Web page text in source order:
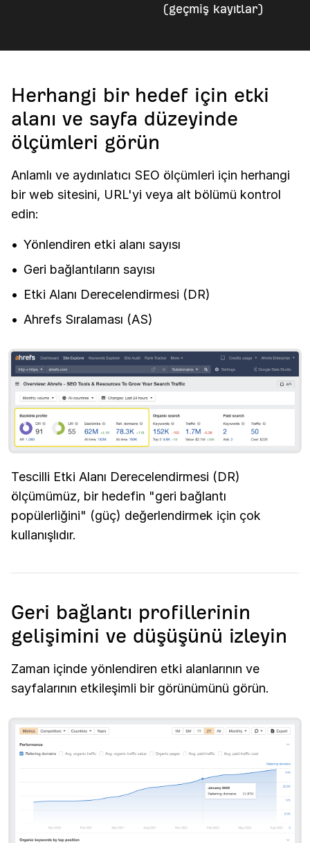
(geçmiş kayıtlar)
Herhangi bir hedef için etki
alanı ve sayfa düzeyinde
ölçümleri görün
Anlamlı ve aydınlatıcı SEO ölçümleri için herhangi
bir web sitesini, URL'yi veya alt bölümü kontrol
edin:
Yönlendiren etki alanı sayısı
Geri bağlantıların sayısı
Etki Alanı Derecelendirmesi (DR)
Ahrefs Sıralaması (AS)
Tescilli Etki Alanı Derecelendirmesi (DR)
ölçümümüz, bir hedefin "geri bağlantı
popülerliğini" (güç) değerlendirmek için çok
kullanışlıdır.
Geri bağlantı profillerinin
gelişimini ve düşüşünü izleyin
Zaman içinde yönlendiren etki alanlarının ve
sayfalarının etkileşimli bir görünümünü görün.